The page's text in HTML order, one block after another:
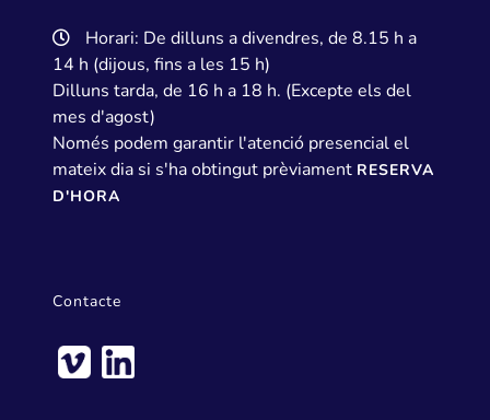
Horari: De dilluns a divendres, de 8.15 h a
14 h (dijous, fins a les 15 h)
Dilluns tarda, de 16 h a 18 h. (Excepte els del
mes d'agost)
Només podem garantir l'atenció presencial el
mateix dia si s'ha obtingut prèviament RESERVA
D'HORA
Contacte